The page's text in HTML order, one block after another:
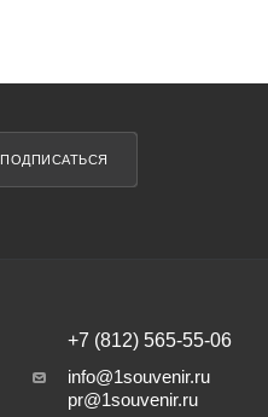
ПОДПИСАТЬСЯ
+7 (812) 565-55-06
info@1souvenir.ru
pr@1souvenir.ru